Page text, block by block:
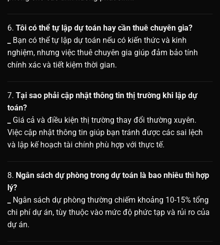
6. Tôi có thể tự lập dự toán hay cần thuê chuyên gia?
Bạn có thể tự lập dự toán nếu có kiến thức và kinh
nghiệm, nhưng việc thuê chuyên gia giúp đảm bảo tính
chính xác và tiết kiệm thời gian.
7. Tại sao phải cập nhật thông tin thị trường khi lập dự
toán?
Giá cả và điều kiện thị trường thay đổi thường xuyên.
Việc cập nhật thông tin giúp bạn tránh được các sai lệch
và lập kế hoạch tài chính phù hợp với thực tế.
8. Ngân sách dự phòng trong dự toán là bao nhiêu thì hợp
lý?
Ngân sách dự phòng thường chiếm khoảng 10-15% tổng
chi phí dự án, tùy thuộc vào mức độ phức tạp và rủi ro của
dự án.